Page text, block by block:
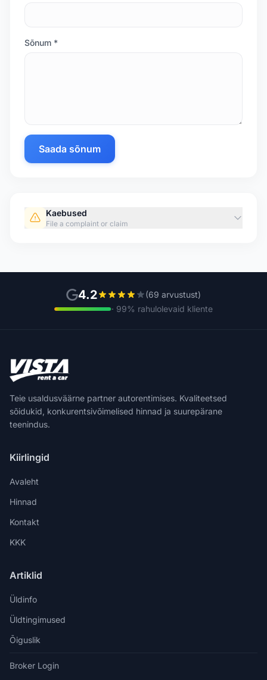
Sõnum *
Saada sõnum
Kaebused
File a complaint or claim
4.2
(69 arvustust)
· 99% rahulolevaid kliente
Teie usaldusväärne partner autorentimises. Kvaliteetsed
sõidukid, konkurentsivõimelised hinnad ja suurepärane
teenindus.
Kiirlingid
Avaleht
Hinnad
Kontakt
KKK
Artiklid
Üldinfo
Üldtingimused
Õiguslik
Broker Login